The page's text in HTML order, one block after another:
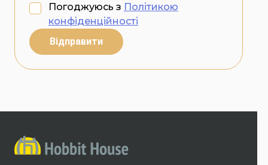
Погоджуюсь з Політикою
конфіденційності
Відправити